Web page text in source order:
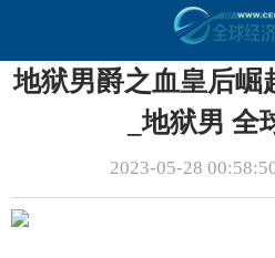
地狱男爵之血皇后崛
_地狱男 全
2023-05-28